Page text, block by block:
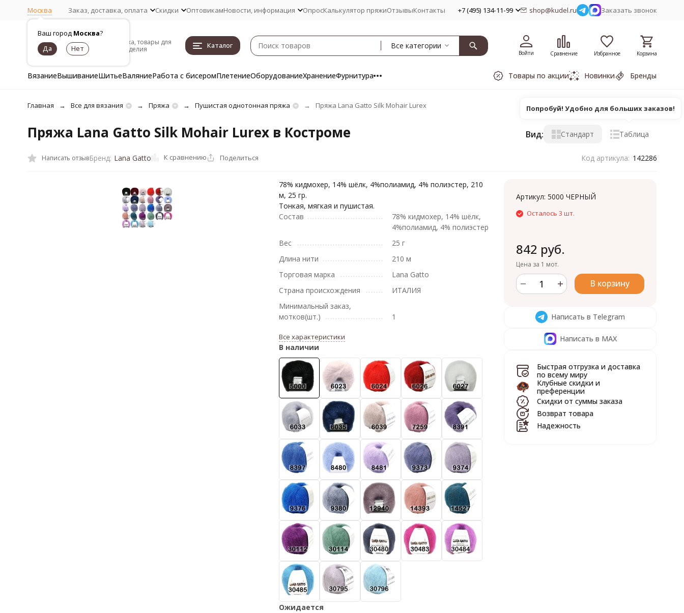
Москва
Ваш город Москва?
Заказ, доставка, оплата Скидки ОптовикамНовости, информация ОпросКалькулятор пряжиОтзывыКонтакты +7 (495) 134-11-99 shop@kudel.ru Заказать звонок
Пряжа, товары для
рукоделия
Каталог Все категории
Войти Сравнение Избранное Корзина
ВязаниеВышиваниеШитьеВаляниеРабота с бисеромПлетениеОборудованиеХранениеФурнитура Товары по акции Новинки Бренды
Главная Все для вязания Пряжа Пушистая однотонная пряжа Пряжа Lana Gatto Silk Mohair Lurex
Пряжа Lana Gatto Silk Mohair Lurex в Костроме Вид: Стандарт Таблица
Написать отзывБренд: Lana Gatto К сравнению Поделиться Код артикула: 142286
78% кидмохер, 14% шёлк, 4%полиамид, 4% полиэстер, 210
м, 25 гр.
Тонкая, мягкая и пушистая.
Состав
78% кидмохер, 14% шёлк,
4%полиамид, 4% полиэстер
Вес
25 г
Длина нити
210 м
Торговая марка
Lana Gatto
Страна происхождения
ИТАЛИЯ
Минимальный заказ,
мотков(шт.)
1
Все характеристики
В наличии
Ожидается
Артикул:5000 ЧЕРНЫЙ
Осталось 3 шт.
842 руб.
Цена за 1 мот.
В корзину
Написать в Telegram
Написать в MAX
Быстрая отгрузка и доставка
по всему миру
Клубные скидки и
преференции
Скидки от суммы заказа
Возврат товара
Надежность
Попробуй! Удобно для больших заказов!